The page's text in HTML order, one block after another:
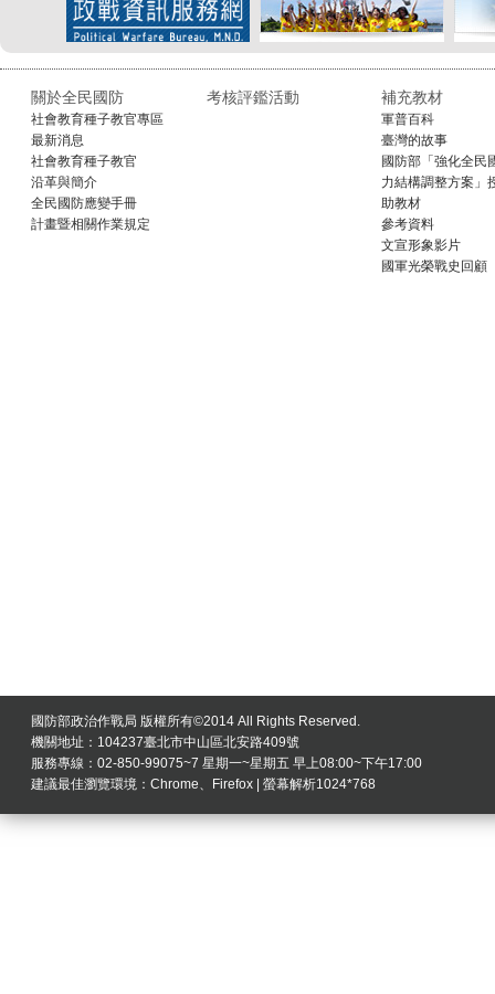
關於全民國防
社會教育種子教官專區
最新消息
社會教育種子教官
沿革與簡介
全民國防應變手冊
計畫暨相關作業規定
考核評鑑活動 補充教材
軍普百科
臺灣的故事
國防部「強化全民
力結構調整方案」
助教材
參考資料
文宣形象影片
國軍光榮戰史回顧
國防部政治作戰局 版權所有©2014 All Rights Reserved.
機關地址：104237臺北市中山區北安路409號
服務專線：02-850-99075~7 星期一~星期五 早上08:00~下午17:00
建議最佳瀏覽環境：Chrome、Firefox | 螢幕解析1024*768